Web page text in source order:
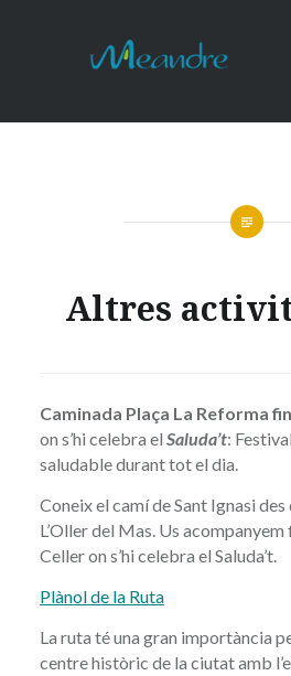
Altres
Caminada Plaça La Reforma
on s’hi celebra el Saluda’t:
saludable durant tot el dia.
Coneix el camí de Sant Ignasi
L’Oller del Mas. Us
Celler on s’hi celebra el Saluda’t.
Plànol de la Ruta
La ruta té una gran importància
centre històric de la ciutat amb